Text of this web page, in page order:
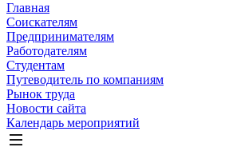
Главная
Соискателям
Предпринимателям
Работодателям
Студентам
Путеводитель по компаниям
Рынок труда
Новости сайта
Календарь мероприятий